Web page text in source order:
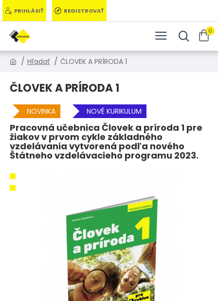
PRIHLÁSIŤ REGISTROVAŤ
0
Hľadať ČLOVEK A PRÍRODA 1
ČLOVEK A PRÍRODA 1
NOVINKA NOVÉ KURIKULUM
Pracovná učebnica Človek a príroda 1 pre
žiakov v prvom cykle základného
vzdelávania vytvorená podľa nového
Štátneho vzdelávacieho programu 2023.